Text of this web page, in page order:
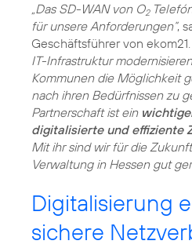
„Das SD-WAN von O2
für unsere Anforderungen“,
Geschäftsführer von ekom21.
IT-Infrastruktur
Kommunen die Möglichkeit
nach ihren Bedürfnissen zu
Partnerschaft ist ein
digitalisierte und effiziente
Mit ihr sind wir für die
Verwaltung in Hessen gut
Digitalisierung
sichere